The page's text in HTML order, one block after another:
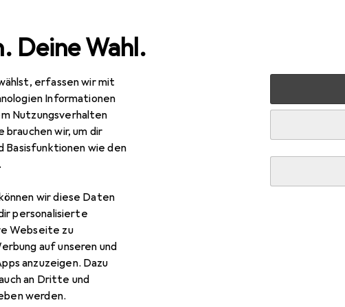
Deine Wahl.
erfassen wir mit
Informationen
Nutzungsverhalten
wir, um dir
Basisfunktionen wie den
wir diese Daten
personalisierte
Webseite zu
auf unseren und
anzuzeigen. Dazu
an Dritte und
werden.
Wohnen Möbel Vicco
ViccoKüchenunterschrank Fame-Line
Vicco Küchenunterschrank
Zubehör zum Produkt Vicco Küchenunterschrank Fame-Line